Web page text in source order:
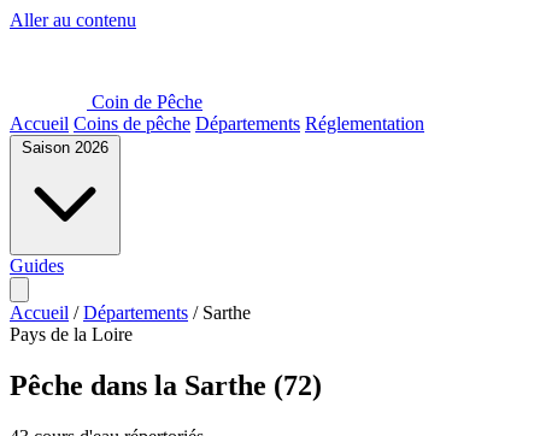
Aller au contenu
Coin de Pêche
Accueil Coins de pêche Départements Réglementation
Saison 2026
Guides
Accueil / Départements / Sarthe
Pays de la Loire
Pêche dans la Sarthe (72)